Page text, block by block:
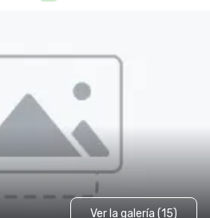
Ver la galería (15)